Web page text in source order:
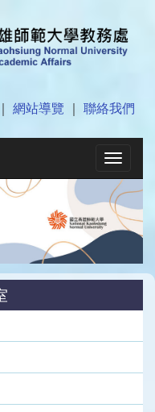
網站導覽 聯絡我們
Toggle